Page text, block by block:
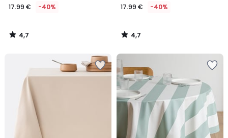
17.99 € -40%
4,7
/
17.99 € -40%
4,7
/